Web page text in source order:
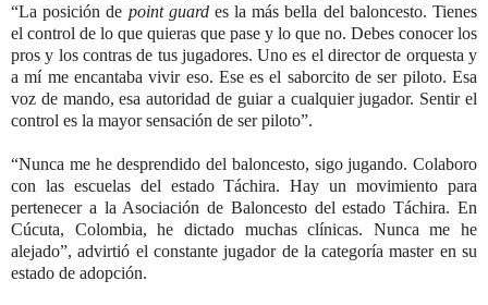
“La posición de point guardes la más bella del baloncesto. Tienes
el control de lo que quieras que pase y lo que no. Debes conocer los
pros y los contras de tus jugadores. Uno es el director de orquesta y
a mí me encantaba vivir eso. Ese es el saborcito de ser piloto. Esa
voz de mando, esa autoridad de guiar a cualquier jugador. Sentir el
control es la mayor sensación de ser piloto”.
“Nunca me he desprendido del baloncesto, sigo jugando. Colaboro
con las escuelas del estado Táchira. Hay un movimiento para
pertenecer a la Asociación de Baloncesto del estado Táchira. En
Cúcuta, Colombia, he dictado muchas clínicas. Nunca me he
alejado”, advirtió el constante jugador de la categoría master en su
estado de adopción.